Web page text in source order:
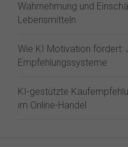
Wahrnehmung und
Lebensmitteln
Wie KI Motivation fördert:
Empfehlungssysteme
KI-gestützte
im Online-Handel